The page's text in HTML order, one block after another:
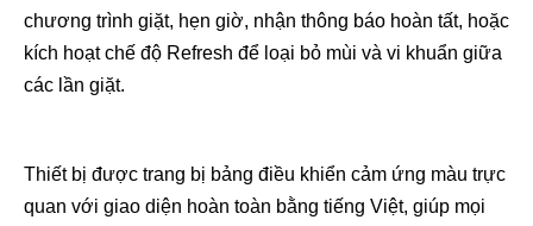
chương trình giặt, hẹn giờ, nhận thông báo hoàn tất, hoặc
kích hoạt chế độ Refresh để loại bỏ mùi và vi khuẩn giữa
các lần giặt.
Thiết bị được trang bị bảng điều khiển cảm ứng màu trực
quan với giao diện hoàn toàn bằng tiếng Việt, giúp mọi